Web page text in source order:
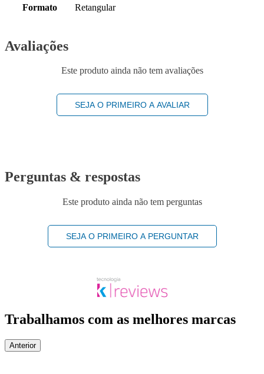
Formato Retangular
Avaliações
Este produto ainda não tem avaliações
SEJA O PRIMEIRO A AVALIAR
Perguntas & respostas
Este produto ainda não tem perguntas
SEJA O PRIMEIRO A PERGUNTAR
Trabalhamos com as melhores marcas
Anterior